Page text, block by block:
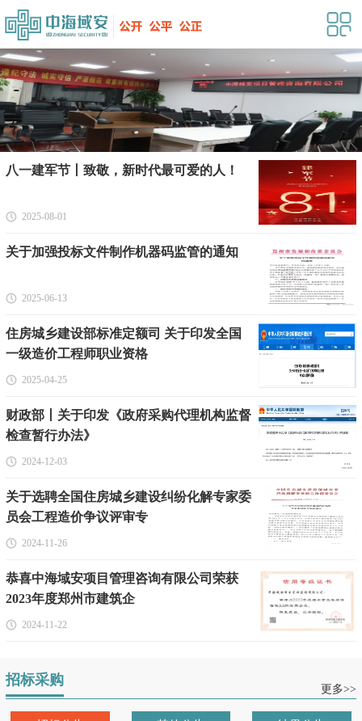
八一建军节丨致敬，新时代最可爱的人！
2025-08-01
关于加强投标文件制作机器码监管的通知
2025-06-13
住房城乡建设部标准定额司 关于印发全国
一级造价工程师职业资格
2025-04-25
财政部丨关于印发《政府采购代理机构监督
检查暂行办法》
2024-12-03
关于选聘全国住房城乡建设纠纷化解专家委
员会工程造价争议评审专
2024-11-26
恭喜中海域安项目管理咨询有限公司荣获
2023年度郑州市建筑企
2024-11-22
招标采购
更多>>